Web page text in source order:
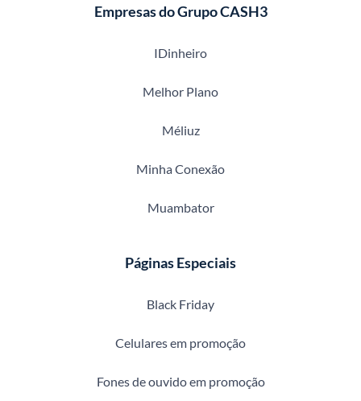
Empresas do Grupo CASH3
IDinheiro
Melhor Plano
Méliuz
Minha Conexão
Muambator
Páginas Especiais
Black Friday
Celulares em promoção
Fones de ouvido em promoção